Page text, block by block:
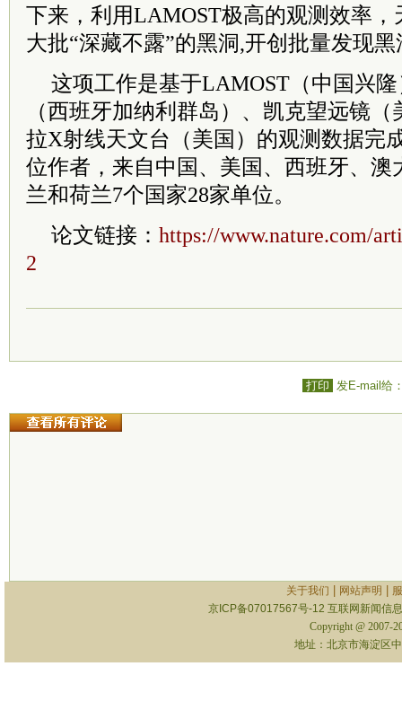
下来，利用LAMOST极高的观测效率
大批“深藏不露”的黑洞,开创批量发现黑
这项工作是基于LAMOST（中国兴
（西班牙加纳利群岛）、凯克望远镜
拉X射线天文台（美国）的观测数据完
位作者，来自中国、美国、西班牙、澳
兰和荷兰7个国家28家单位。
论文链接： https://www.nature.com/
2
打印 发E-mail给
关于我们 网站声明
京ICP备07017567号-12 互联网新闻信
Copyright @ 2007-
地址：北京市海淀区